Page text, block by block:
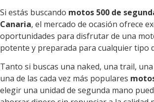
Si estás buscando motos 500 de
Canaria, el mercado de ocasión ofrece
oportunidades para disfrutar de una
potente y preparada para cualquier tipo
Tanto si buscas una naked, una trail,
una de las cada vez más populares
elegir una unidad de segunda mano